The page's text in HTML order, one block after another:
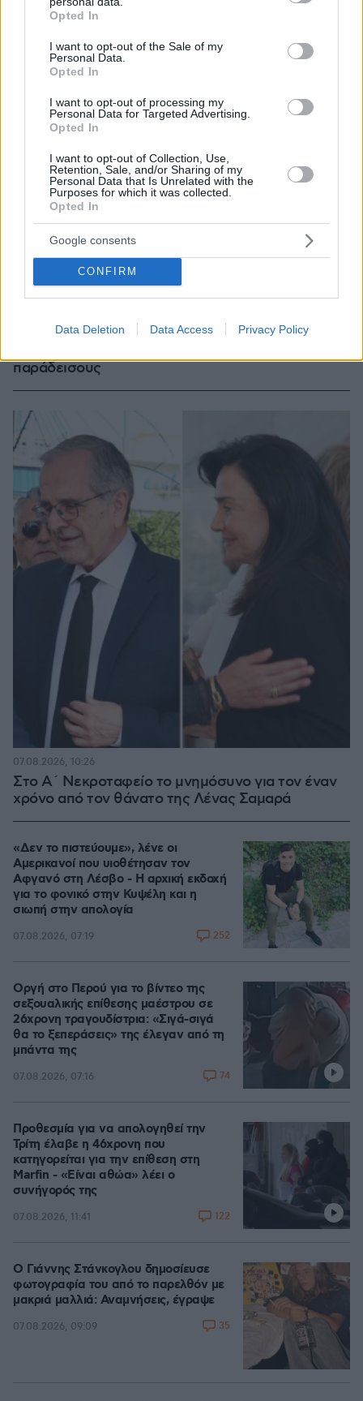
grant or deny consent to Google and its third-party tags to
use your data for below specified purposes in below Google
consent section.
Opted In
I want to opt-out of the Sale of my
Personal Data.
Opted In
I want to opt-out of processing my
Personal Data for Targeted Advertising.
Opted In
I want to opt-out of Collection, Use,
Retention, Sale, and/or Sharing of my
Personal Data that Is Unrelated with the
Purposes for which it was collected.
Opted In
Google consents
CONFIRM
Data Deletion Data Access Privacy Policy
παράδεισους
07.08.2026, 09:43
Στο Α΄ Νεκροταφείο το μνημόσυνο για τον έναν
χρόνο από τον θάνατο της Λένας Σαμαρά
07.08.2026, 10:26
«Δεν το πιστεύουμε», λένε οι
Αμερικανοί που υιοθέτησαν τον
Αφγανό στη Λέσβο - Η αρχική εκδοχή
για το φονικό στην Κυψέλη και η
σιωπή στην απολογία
07.08.2026, 07:19 252
Οργή στο Περού για το βίντεο της
σεξουαλικής επίθεσης μαέστρου σε
26χρονη τραγουδίστρια: «Σιγά-σιγά
θα το ξεπεράσεις» της έλεγαν από τη
μπάντα της
07.08.2026, 07:16 74
Προθεσμία για να απολογηθεί την
Τρίτη έλαβε η 46χρονη που
κατηγορείται για την επίθεση στη
Marfin - «Είναι αθώα» λέει ο
συνήγορός της
07.08.2026, 11:41 122
Ο Γιάννης Στάνκογλου δημοσίευσε
φωτογραφία του από το παρελθόν με
μακριά μαλλιά: Αναμνήσεις, έγραψε
07.08.2026, 09:09 35